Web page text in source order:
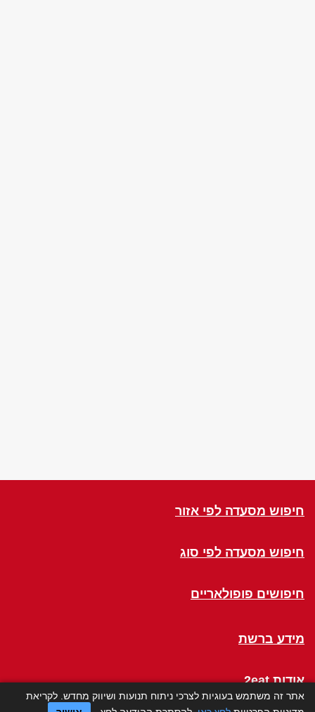
חיפוש מסעדה לפי אזור
חיפוש מסעדה לפי סוג
חיפושים פופולאריים
מידע ברשת
אודות 2eat
אתר זה משתמש בעוגיות לצרכי ניתוח תנועות ושיווק מחדש. לקריאת